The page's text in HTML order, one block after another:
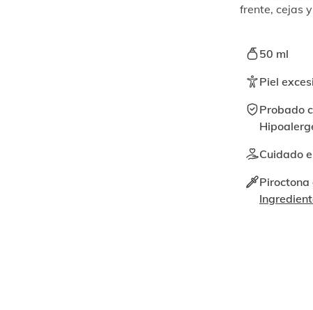
frente, cejas
50 ml
Piel
Probado
Cuidado
Piroctona